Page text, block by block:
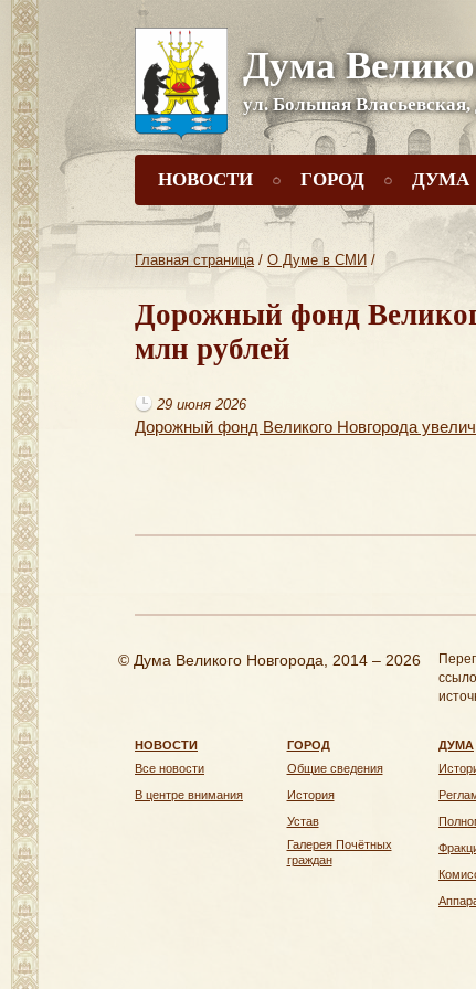
Дума
ул. Большая Власьевская,
НОВОСТИ ГОРОД ДУМА
Главная страница/ О Думе в СМИ /
Дорожный фонд
млн рублей
29 июня 2026
Дорожный фонд Великого Новгорода
© Дума Великого Новгорода, 2014 – 2026
НОВОСТИ
Все новости
В центре внимания
ГОРОД
Общие сведения
История
Устав
Галерея Почётных
граждан
ДУМА